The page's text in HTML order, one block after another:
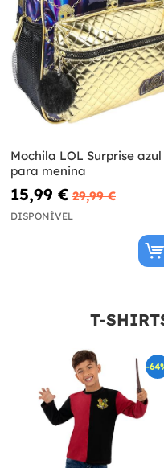
Mochila LOL Surprise azul
para menina
15,99 € 29,99 €
DISPONÍVEL
T-
-